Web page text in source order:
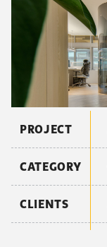
PROJECT
CATEGORY
CLIENTS